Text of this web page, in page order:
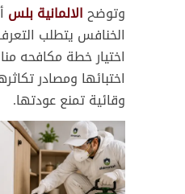
وتوضحالالمانية بلس
الخنافس يتطلب
اختيار خطة مكافحه
اختبائها ومصادر
وقائية تمنع عودتها.